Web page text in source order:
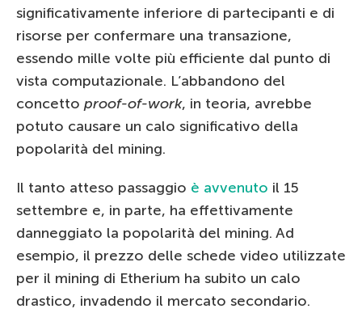
significativamente inferiore di partecipanti e di
risorse per confermare una transazione,
essendo mille volte più efficiente dal punto di
vista computazionale. L’abbandono del
concetto proof-of-work, in teoria, avrebbe
potuto causare un calo significativo della
popolarità del mining.
Il tanto atteso passaggio è avvenuto il 15
settembre e, in parte, ha effettivamente
danneggiato la popolarità del mining. Ad
esempio, il prezzo delle schede video utilizzate
per il mining di Etherium ha subito un calo
drastico, invadendo il mercato secondario.